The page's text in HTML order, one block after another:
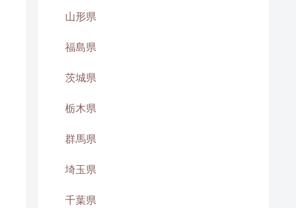
山形県
福島県
茨城県
栃木県
群馬県
埼玉県
千葉県